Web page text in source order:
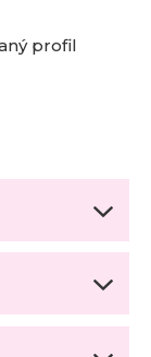
profil